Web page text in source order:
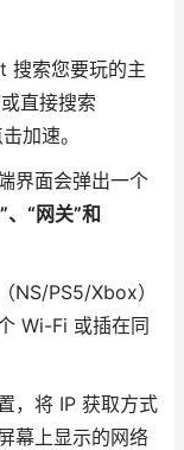
搜索您要玩的主
直接搜索
加速。
界面会弹出一个
、“网关”和
NS/PS5/Xbox）
Wi-Fi 或插在同
，将 IP 获取方式
幕上显示的网络